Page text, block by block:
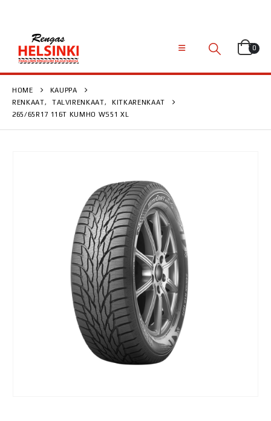
0
HOME
KAUPPA
RENKAAT, TALVIRENKAAT,
KITKARENKAAT
265/65R17 116T KUMHO WS51 XL